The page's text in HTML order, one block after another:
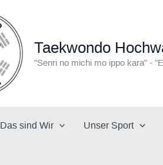
Taekwondo
"Senri no michi mo ippo kara" -
Das sind Wir Unser Sport